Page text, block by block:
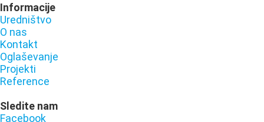
Informacije
Uredništvo
O nas
Kontakt
Oglaševanje
Projekti
Reference
Sledite nam
Facebook